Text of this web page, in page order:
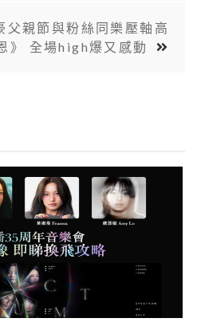
父親節與粉絲同樂壓軸高
》 全場high爆又感動